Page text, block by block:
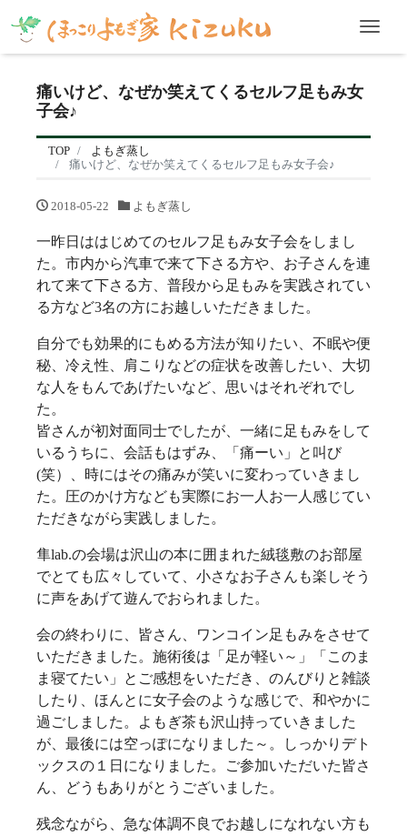
痛いけど、なぜか笑えてくるセルフ足もみ女
子会♪
TOP
よもぎ蒸し
痛いけど、なぜか笑えてくるセルフ足もみ女子会♪
2018-05-22 よもぎ蒸し
一昨日ははじめてのセルフ足もみ女子会をしまし
た。市内から汽車で来て下さる方や、お子さんを連
れて来て下さる方、普段から足もみを実践されてい
る方など3名の方にお越しいただきました。
自分でも効果的にもめる方法が知りたい、不眠や便
秘、冷え性、肩こりなどの症状を改善したい、大切
な人をもんであげたいなど、思いはそれぞれでし
た。
皆さんが初対面同士でしたが、一緒に足もみをして
いるうちに、会話もはずみ、「痛ーい」と叫び
(笑）、時にはその痛みが笑いに変わっていきまし
た。圧のかけ方なども実際にお一人お一人感じてい
ただきながら実践しました。
隼lab.の会場は沢山の本に囲まれた絨毯敷のお部屋
でとても広々していて、小さなお子さんも楽しそう
に声をあげて遊んでおられました。
会の終わりに、皆さん、ワンコイン足もみをさせて
いただきました。施術後は「足が軽い～」「このま
ま寝てたい」とご感想をいただき、のんびりと雑談
したり、ほんとに女子会のような感じで、和やかに
過ごしました。よもぎ茶も沢山持っていきました
が、最後には空っぽになりました～。しっかりデト
ックスの１日になりました。ご参加いただいた皆さ
ん、どうもありがとうございました。
残念ながら、急な体調不良でお越しになれない方も